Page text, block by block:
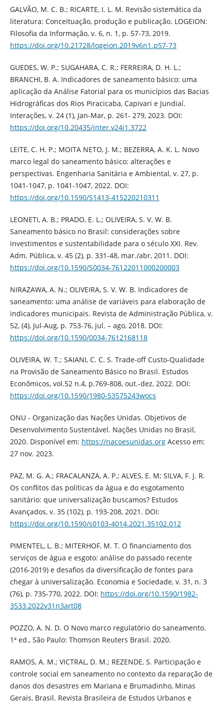
GALVÃO, M. C. B.; RICARTE, I. L. M. Revisão sistemática da
literatura: Conceituação, produção e publicação. LOGEION:
Filosofia da Informação, v. 6, n. 1, p. 57-73, 2019.
https://doi.org/10.21728/logeion.2019v6n1.p57-73
GUEDES, W. P.; SUGAHARA, C. R.; FERREIRA, D. H. L.;
BRANCHI, B. A. Indicadores de saneamento básico: uma
aplicação da Análise Fatorial para os municípios das Bacias
Hidrográficas dos Rios Piracicaba, Capivari e Jundiaí.
Interações, v. 24 (1), Jan-Mar, p. 261- 279, 2023. DOI:
https://doi.org/10.20435/inter.v24i1.3722
LEITE, C. H. P.; MOITA NETO, J. M.; BEZERRA, A. K. L. Novo
marco legal do saneamento básico: alterações e
perspectivas. Engenharia Sanitária e Ambiental, v. 27, p.
1041-1047, p. 1041-1047, 2022. DOI:
https://doi.org/10.1590/S1413-415220210311
LEONETI, A. B.; PRADO, E. L.; OLIVEIRA, S. V. W. B.
Saneamento básico no Brasil: considerações sobre
investimentos e sustentabilidade para o século XXI. Rev.
Adm. Pública, v. 45 (2), p. 331-48, mar./abr, 2011. DOI:
https://doi.org/10.1590/S0034-76122011000200003
NIRAZAWA, A. N.; OLIVEIRA, S. V. W. B. Indicadores de
saneamento: uma análise de variáveis para elaboração de
indicadores municipais. Revista de Administração Pública, v.
52, (4), Jul-Aug, p. 753-76, jul. – ago, 2018. DOI:
https://doi.org/10.1590/0034-7612168118
OLIVEIRA, W. T.; SAIANI, C. C. S. Trade-off Custo-Qualidade
na Provisão de Saneamento Básico no Brasil. Estudos
Econômicos, vol.52 n.4, p.769-808, out.-dez, 2022. DOI:
https://doi.org/10.1590/1980-53575243wocs
ONU - Organização das Nações Unidas. Objetivos de
Desenvolvimento Sustentável. Nações Unidas no Brasil,
2020. Disponível em: https://nacoesunidas.orgAcesso em:
27 nov. 2023.
PAZ, M. G. A.; FRACALANZA, A. P.; ALVES, E. M; SILVA, F. J. R.
Os conflitos das políticas da água e do esgotamento
sanitário: que universalização buscamos? Estudos
Avançados, v. 35 (102), p. 193-208, 2021. DOI:
https://doi.org/10.1590/s0103-4014.2021.35102.012
PIMENTEL, L. B.; MITERHOF, M. T. O financiamento dos
serviços de água e esgoto: análise do passado recente
(2016-2019) e desafios da diversificação de fontes para
chegar à universalização. Economia e Sociedade, v. 31, n. 3
(76), p. 735-770, 2022. DOI: https://doi.org/10.1590/1982-
3533.2022v31n3art08
POZZO, A. N. D. O Novo marco regulatório do saneamento.
1ª ed., São Paulo: Thomson Reuters Brasil. 2020.
RAMOS, A. M.; VICTRAL, D. M.; REZENDE, S. Participação e
controle social em saneamento no contexto da reparação de
danos dos desastres em Mariana e Brumadinho, Minas
Gerais, Brasil. Revista Brasileira de Estudos Urbanos e